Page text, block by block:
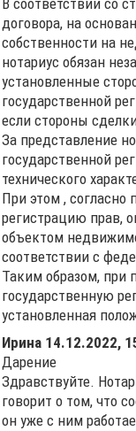
В соответствии со
договора, на
собственности на
нотариус обязан
установленные
государственной
если стороны
За представление
государственной
технического
При этом , согласно
регистрацию прав,
объектом
соответствии с
Таким образом, при
государственную
установленная
Ирина 14.12.2022,
Дарение
Здравствуйте.
говорит о том, что
он уже с ним